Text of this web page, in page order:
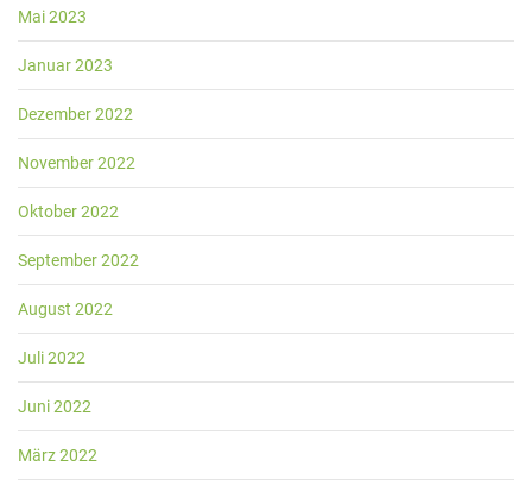
Mai 2023
Januar 2023
Dezember 2022
November 2022
Oktober 2022
September 2022
August 2022
Juli 2022
Juni 2022
März 2022